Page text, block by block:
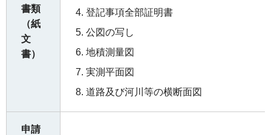
書類
（紙
文
書）
登記事項全部証明書
公図の写し
地積測量図
実測平面図
道路及び河川等の横断面図
申請